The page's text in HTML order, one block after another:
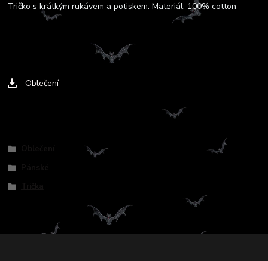
Tričko s krátkým rukávem a potiskem. Materiál: 100% cotton
Oblečení